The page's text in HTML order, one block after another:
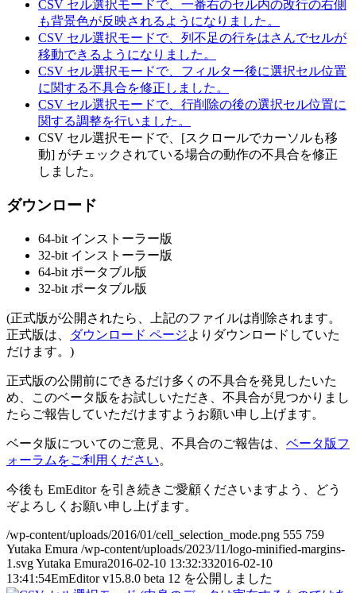
CSV セル選択モードで、一番右のセル内の改行の右側
も背景色が反映されるようになりました。
CSV セル選択モードで、列不足の行をはさんでセルが
移動できるようになりました。
CSV セル選択モードで、フィルター後に選択セル位置
に関する不具合を修正しました。
CSV セル選択モードで、行削除の後の選択セル位置に
関する調整を行いました。
CSV セル選択モードで、[スクロールでカーソルも移
動] がチェックされている場合の動作の不具合を修正
しました。
ダウンロード
64-bit インストーラー版
32-bit インストーラー版
64-bit ポータブル版
32-bit ポータブル版
(正式版が公開されたら、上記のファイルは削除されます。
正式版は、
ダウンロード ページよりダウンロードしていた
だけます。)
正式版の公開前にできるだけ多くの不具合を発見したいた
め、このベータ版をお試しいただき、不具合が見つかりまし
たらご報告していただけますようお願い申し上げます。
ベータ版についてのご意見、不具合のご報告は、 ベータ版フ
ォーラムをご利用ください。
今後も EmEditor を引き続きご愛顧くださいますよう、どう
ぞよろしくお願い申し上げます。
/wp-content/uploads/2016/01/cell_selection_mode.png 555 759
Yutaka Emura /wp-content/uploads/2023/11/logo-minified-margins-
1.svgYutaka Emura2016-02-10 13:32:332016-02-10
13:41:54EmEditor v15.8.0 beta 12 を公開しました